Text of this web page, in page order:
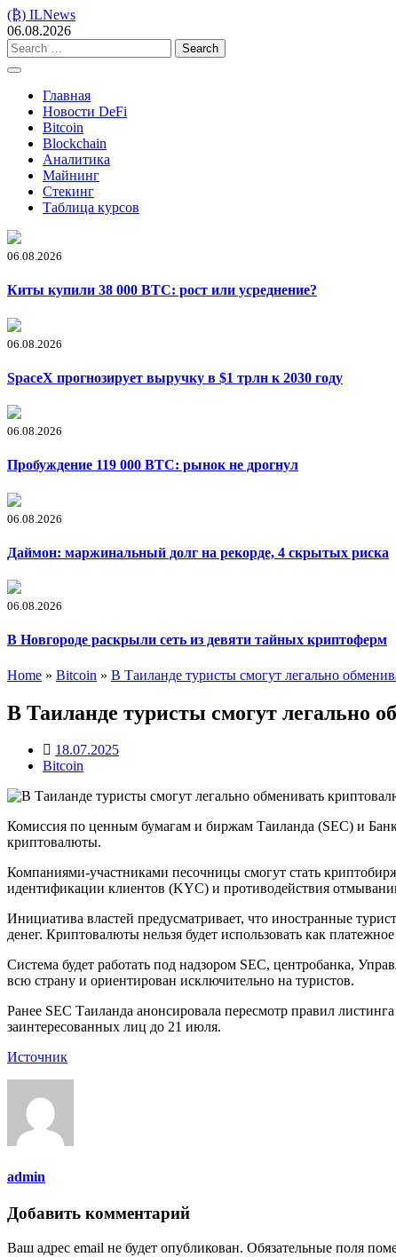
Skip
to
content
(₿) ILNews
06.08.2026
Search
for:
Главная
Новости DeFi
Bitcoin
Blockchain
Аналитика
Майнинг
Стекинг
Таблица курсов
06.08.2026
Киты купили 38 000 BTC: рост или усреднение?
06.08.2026
SpaceX прогнозирует выручку в $1 трлн к 2030 году
06.08.2026
Пробуждение 119 000 BTC: рынок не дрогнул
06.08.2026
Даймон: маржинальный долг на рекорде, 4 скрытых риска
06.08.2026
В Новгороде раскрыли сеть из девяти тайных криптоферм
Home » Bitcoin » В Таиланде туристы смогут легально
В Таиланде туристы смогут легально
18.07.2025
Bitcoin
Комиссия по ценным бумагам и биржам Таиланда (SEC) и Банк
криптовалюты.
Компаниями-участниками песочницы смогут стать
идентификации клиентов (KYC) и противодействия
Инициатива властей предусматривает, что иностранные
денег. Криптовалюты нельзя будет использовать как
Система будет работать под надзором SEC, центробанка,
всю страну и ориентирован исключительно на туристов.
Ранее SEC Таиланда анонсировала пересмотр правил
заинтересованных лиц до 21 июля.
Источник
admin
Добавить комментарий
Ваш адрес email не будет опубликован. Обязательные поля